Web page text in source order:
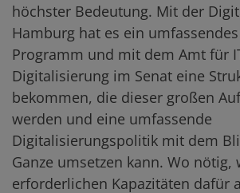
höchster Bedeutung. Mit der
Hamburg hat es ein
Programm und mit dem Amt für
Digitalisierung im Senat eine
bekommen, die dieser großen
werden und eine umfassende
Digitalisierungspolitik mit dem
Ganze umsetzen kann. Wo
erforderlichen Kapazitäten dafür